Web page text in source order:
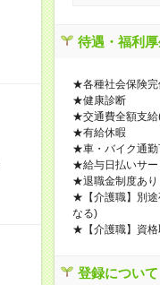
待遇・福利厚
★各種社会保険
★健康診断
★交通費全額支
★有給休暇
★車・バイク通
★給与日払いサ
★退職金制度あ
★【介護職】別途
なる)
★【介護職】資格
登録について